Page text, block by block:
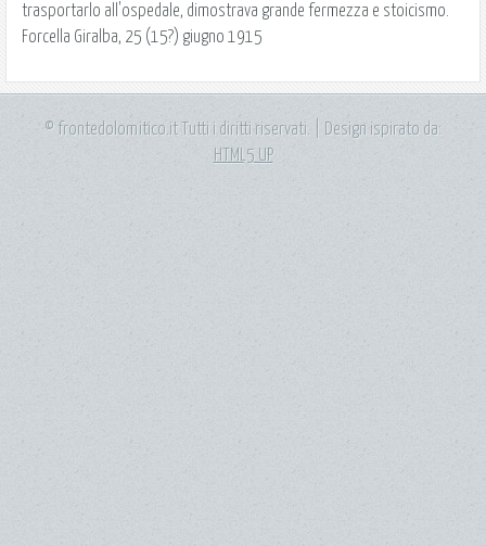
trasportarlo all'ospedale, dimostrava grande fermezza e stoicismo.
Forcella Giralba, 25 (15?) giugno 1915
© frontedolomitico.it Tutti i diritti riservati. | Design ispirato da:
HTML5 UP